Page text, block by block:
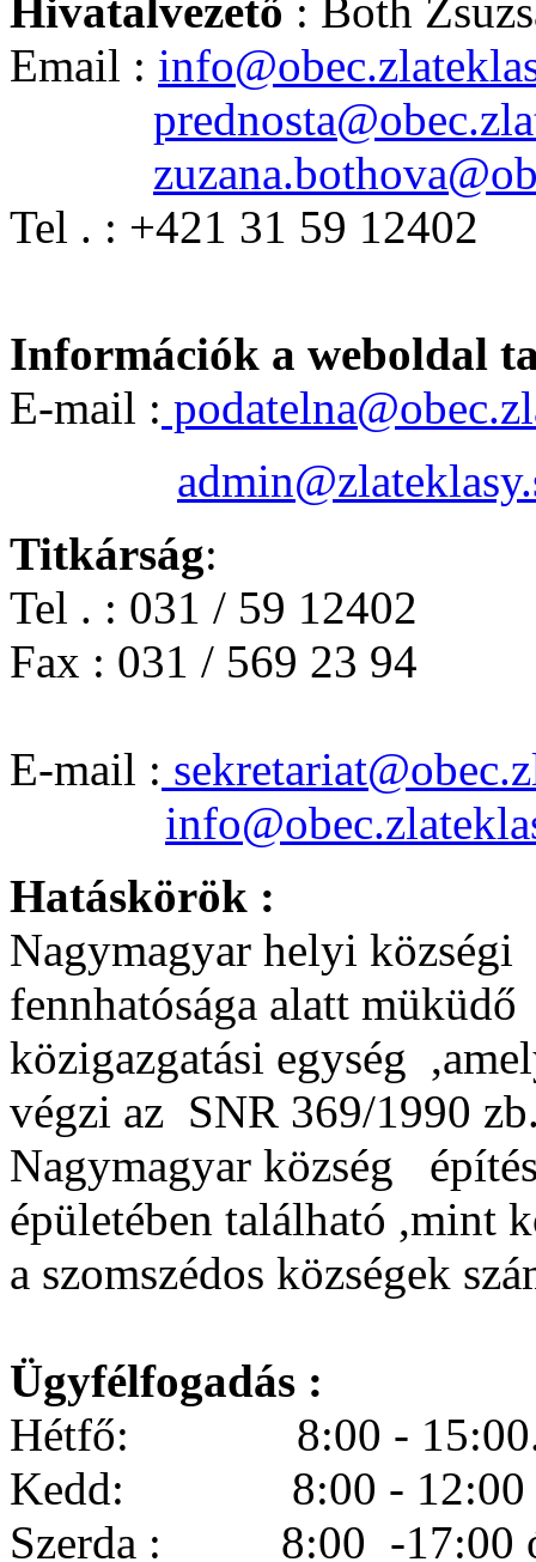
Hivatalvezető : Both
Email :
Tel . : +421 31 59 12402
Információk a weboldal
E-mail :
Titkárság:
Tel . : 031 / ​​59 12402
Fax : 031 / ​​569 23 94
E-mail :
Hatáskörök :
Nagymagyar helyi
fennhatósága alatt
közigazgatási egység
végzi az SNR 369/1990
Nagymagyar község
épületében található ,mint
a szomszédos községek
Ügyfélfogadás :
Hétfő: 8:00 -
Kedd: 8:00 - 12:00
Szerda : 8:00 -17:00